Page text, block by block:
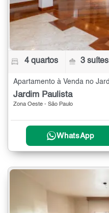
4 quartos 3 suítes
Jardim Paulista
Zona Oeste - São Paulo
WhatsApp